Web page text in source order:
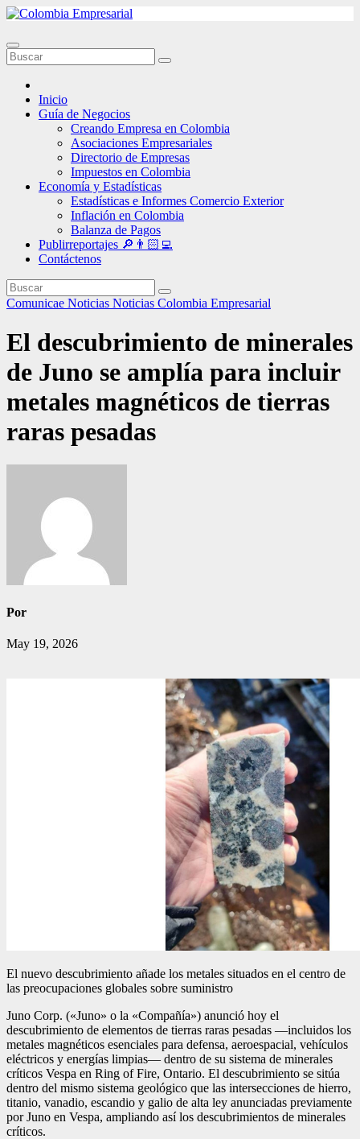
Ir
contenido
Inicio
Guía de Negocios
Creando Empresa en Colombia
Asociaciones Empresariales
Directorio de Empresas
Impuestos en Colombia
Economía y Estadísticas
Estadísticas e Informes Comercio Exterior
Inflación en Colombia
Balanza de Pagos
Publirreportajes 🔎👨🏻‍💻
Contáctenos
Comunicae Noticias Noticias Colombia Empresarial
El descubrimiento de minerales
de Juno se amplía para incluir
metales magnéticos de tierras
raras pesadas
Por
May 19, 2026
El nuevo descubrimiento añade los metales situados en el centro de
las preocupaciones globales sobre suministro
Juno Corp. («Juno» o la «Compañía») anunció hoy el
descubrimiento de elementos de tierras raras pesadas —incluidos los
metales magnéticos esenciales para defensa, aeroespacial, vehículos
eléctricos y energías limpias— dentro de su sistema de minerales
críticos Vespa en Ring of Fire, Ontario. El descubrimiento se sitúa
dentro del mismo sistema geológico que las intersecciones de hierro,
titanio, vanadio, escandio y galio de alta ley anunciadas previamente
por Juno en Vespa, ampliando así los descubrimientos de minerales
críticos.